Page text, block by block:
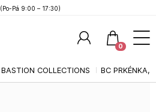
BASTION COLLECTIONS BC PRKÉNKA,
(Po-Pá 9:00 – 17:30)
0